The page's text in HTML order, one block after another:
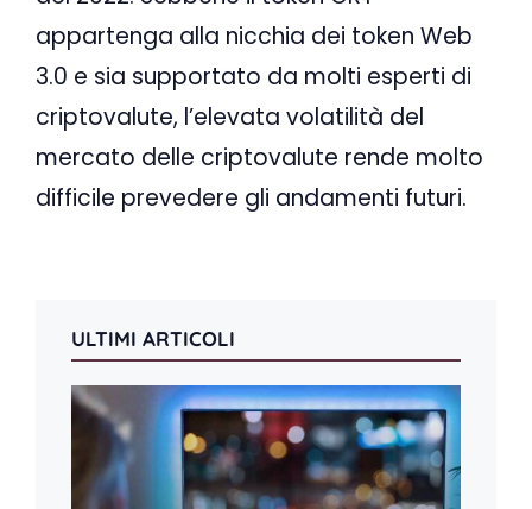
appartenga alla nicchia dei token Web
3.0 e sia supportato da molti esperti di
criptovalute, l’elevata volatilità del
mercato delle criptovalute rende molto
difficile prevedere gli andamenti futuri.
ULTIMI ARTICOLI